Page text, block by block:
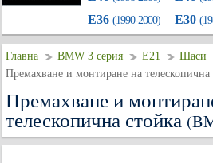
E36 (1990-2000) E30
Главна BMW 3 серия E21 Шаси
Премахване и монтиране на телескопична
Премахване и
телескопична стойка